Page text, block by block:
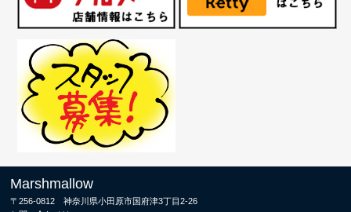
Marshmallow
〒256-0812 神奈川県小田原市国府津3丁目2-26